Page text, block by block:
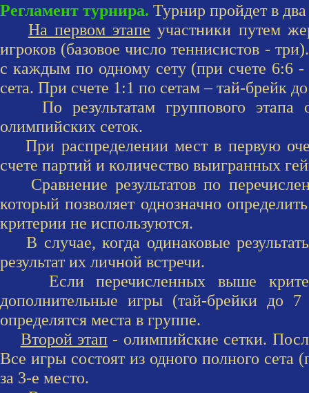
Регламент турнира. Турнир пройдет в два
На первом этапе участники путем
игроков (базовое число теннисистов -
с каждым по одному сету (при счете 6:6
сета. При счете 1:1 по сетам – тай-брейк
По результатам группового этапа
олимпийских сеток.
При распределении мест в первую
счете партий и количество выигранных
Сравнение результатов по
который позволяет однозначно
критерии не используются.
В случае, когда одинаковые
результат их личной встречи.
Если перечисленных выше
дополнительные игры (тай-брейки до
определятся места в группе.
Второй этап - олимпийские сетки.
Все игры состоят из одного полного сета
за 3-е место.